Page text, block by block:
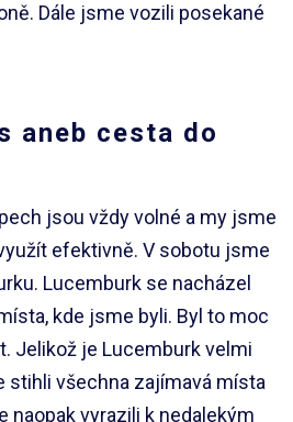
Dále jsme vozili posekané
aneb cesta do
jsou vždy volné a my jsme
efektivně. V sobotu jsme
Lucemburk se nacházel
kde jsme byli. Byl to moc
Jelikož je Lucemburk velmi
stihli všechna zajímavá místa
naopak vyrazili k nedalekým